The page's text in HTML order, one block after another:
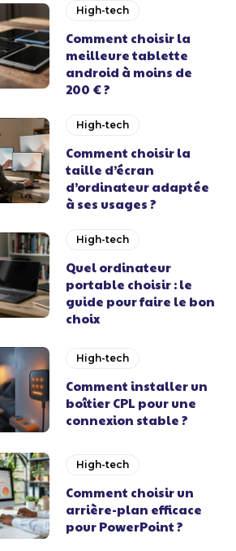
High-tech
Comment choisir la
meilleure tablette
android à moins de
200 € ?
High-tech
Comment choisir la
taille d’écran
d’ordinateur adaptée
à ses usages ?
High-tech
Quel ordinateur
portable choisir : le
guide pour faire le bon
choix
High-tech
Comment installer un
boîtier CPL pour une
connexion stable ?
High-tech
Comment choisir un
arrière-plan efficace
pour PowerPoint ?